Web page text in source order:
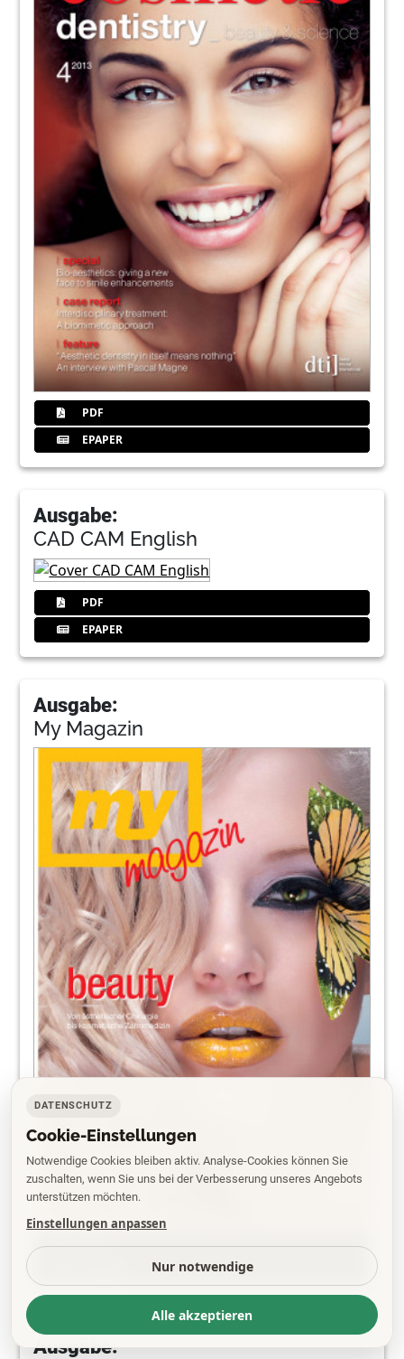
PDF
EPAPER
Ausgabe:
CAD CAM English
PDF
EPAPER
Ausgabe:
My Magazin
PDF
Ausgabe:
DATENSCHUTZ
Cookie-Einstellungen
Notwendige Cookies bleiben aktiv. Analyse-Cookies können Sie
zuschalten, wenn Sie uns bei der Verbesserung unseres Angebots
unterstützen möchten.
Einstellungen anpassen
Nur notwendige
Alle akzeptieren